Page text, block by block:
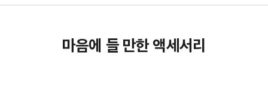
마음에 들 만한 액세서리